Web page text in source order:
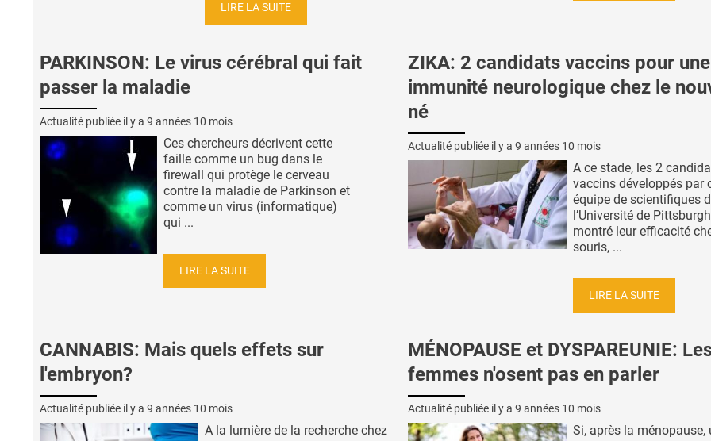
LIRE LA SUITE
PARKINSON: Le virus cérébral qui fait
passer la maladie
Actualité publiée il y a 9 années 10 mois
Ces chercheurs décrivent cette
faille comme un bug dans le
firewall qui protège le cerveau
contre la maladie de Parkinson et
comme un virus (informatique)
qui ...
LIRE LA SUITE
ZIKA: 2 candidats vaccins pour une
immunité neurologique chez le
né
Actualité publiée il y a 9 années 10 mois
A ce stade, les 2
vaccins développés par
équipe de scientifiques
l’Université de
montré leur efficacité
souris, ...
LIRE LA SUITE
CANNABIS: Mais quels effets sur
l'embryon?
Actualité publiée il y a 9 années 10 mois
A la lumière de la recherche chez
MÉNOPAUSE et DYSPAREUNIE:
femmes n'osent pas en parler
Actualité publiée il y a 9 années 10 mois
Si, après la ménopause,